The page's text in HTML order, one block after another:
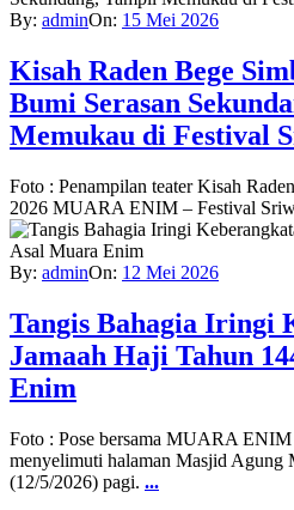
By: adminOn: 15 Mei 2026
Kisah Raden Bege
Bumi Serasan
Memukau di Festival
Foto : Penampilan teater Kisah
2026 MUARA ENIM – Festival
By: adminOn: 12 Mei 2026
Tangis Bahagia Iringi
Jamaah Haji Tahun
Enim
Foto : Pose bersama MUARA ENIM
menyelimuti halaman Masjid Agung
(12/5/2026) pagi. ...